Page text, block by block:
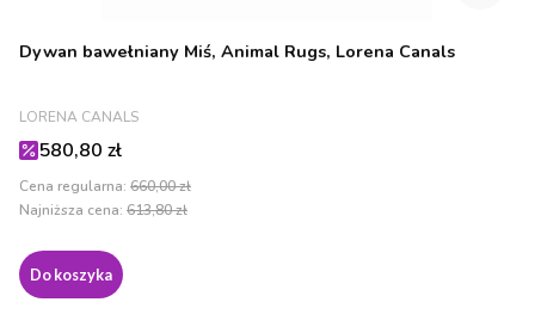
Dywan bawełniany Miś, Animal Rugs, Lorena Canals
PRODUCENT
LORENA CANALS
Cena promocyjna
580,80 zł
Cena regularna: 660,00 zł
Najniższa cena: 613,80 zł
Do koszyka